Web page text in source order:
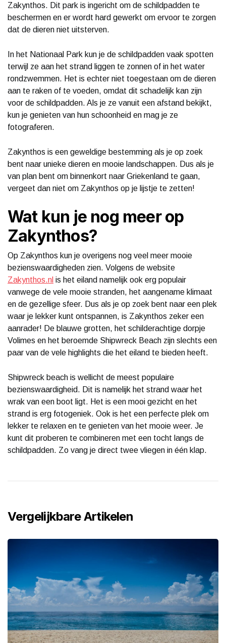
Zakynthos. Dit park is ingericht om de schildpadden te
beschermen en er wordt hard gewerkt om ervoor te zorgen
dat de dieren niet uitsterven.
In het Nationaal Park kun je de schildpadden vaak spotten
terwijl ze aan het strand liggen te zonnen of in het water
rondzwemmen. Het is echter niet toegestaan om de dieren
aan te raken of te voeden, omdat dit schadelijk kan zijn
voor de schildpadden. Als je ze vanuit een afstand bekijkt,
kun je genieten van hun schoonheid en mag je ze
fotograferen.
Zakynthos is een geweldige bestemming als je op zoek
bent naar unieke dieren en mooie landschappen. Dus als je
van plan bent om binnenkort naar Griekenland te gaan,
vergeet dan niet om Zakynthos op je lijstje te zetten!
Wat kun je nog meer op
Zakynthos?
Op Zakynthos kun je overigens nog veel meer mooie
bezienswaardigheden zien. Volgens de website
Zakynthos.nl is het eiland namelijk ook erg populair
vanwege de vele mooie stranden, het aangename klimaat
en de gezellige sfeer. Dus als je op zoek bent naar een plek
waar je lekker kunt ontspannen, is Zakynthos zeker een
aanrader! De blauwe grotten, het schilderachtige dorpje
Volimes en het beroemde Shipwreck Beach zijn slechts een
paar van de vele highlights die het eiland te bieden heeft.
Shipwreck beach is wellicht de meest populaire
bezienswaardigheid. Dit is namelijk het strand waar het
wrak van een boot ligt. Het is een mooi gezicht en het
strand is erg fotogeniek. Ook is het een perfecte plek om
lekker te relaxen en te genieten van het mooie weer. Je
kunt dit proberen te combineren met een tocht langs de
schildpadden. Zo vang je direct twee vliegen in één klap.
Vergelijkbare Artikelen